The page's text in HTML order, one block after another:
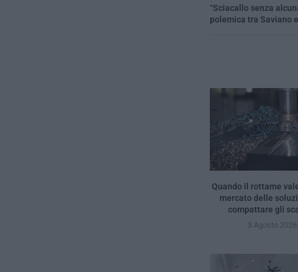
“Sciacallo senza
polemica tra Saviano
Quando il rottame
mercato delle
compattare gli
3 Agosto 2026